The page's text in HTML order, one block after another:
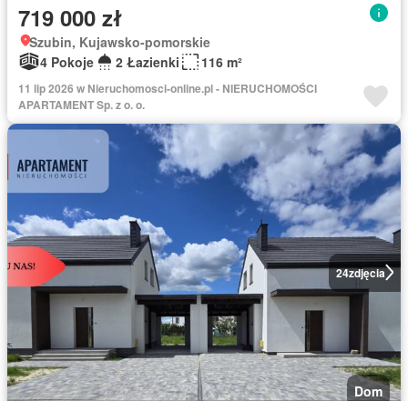
719 000 zł
Szubin, Kujawsko-pomorskie
4 Pokoje
2 Łazienki 116 m²
11 lip 2026 w Nieruchomosci-online.pl - NIERUCHOMOŚCI
APARTAMENT Sp. z o. o.
24zdjęcia
Dom